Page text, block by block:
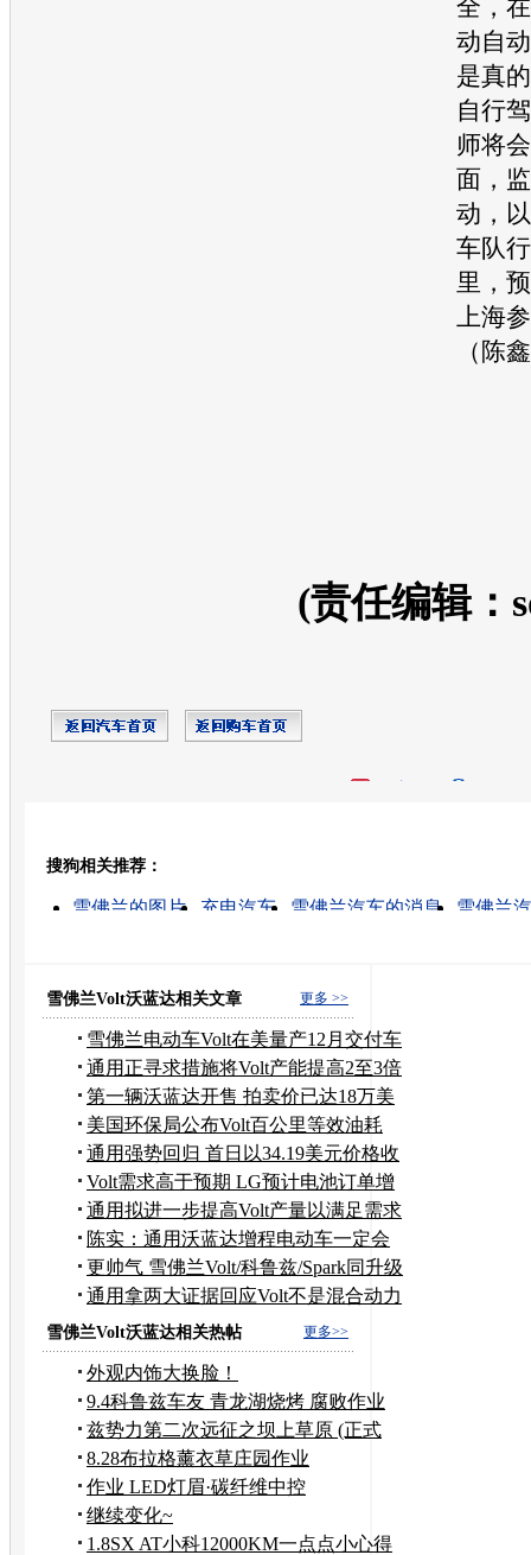
全，
动自
是真
自行
师将
面，
动，
车队
里，
上海
（陈
(责任编辑：
搜狗相关推荐：
雪佛兰的图片 充电汽车 雪佛兰汽车的消息
雪佛兰
更多 >>
雪佛兰Volt沃蓝达相关文章
雪佛兰电动车Volt在美量产12月交付车
主
通用正寻求措施将Volt产能提高2至3倍
第一辆沃蓝达开售 拍卖价已达18万美
元
美国环保局公布Volt百公里等效油耗
2.5升
通用强势回归 首日以34.19美元价格收
盘
Volt需求高于预期 LG预计电池订单增
长
通用拟进一步提高Volt产量以满足需求
陈实：通用沃蓝达增程电动车一定会
国产
更帅气 雪佛兰Volt/科鲁兹/Spark同升级
通用拿两大证据回应Volt不是混合动力
车
更多>>
雪佛兰Volt沃蓝达相关热帖
外观内饰大换脸！
9.4科鲁兹车友 青龙湖烧烤 腐败作业
兹势力第二次远征之坝上草原 (正式
版）
8.28布拉格薰衣草庄园作业
作业 LED灯眉·碳纤维中控
继续变化~
1.8SX AT小科12000KM一点点小心得